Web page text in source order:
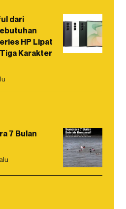
dari
HP Lipat
Karakter
7 Bulan